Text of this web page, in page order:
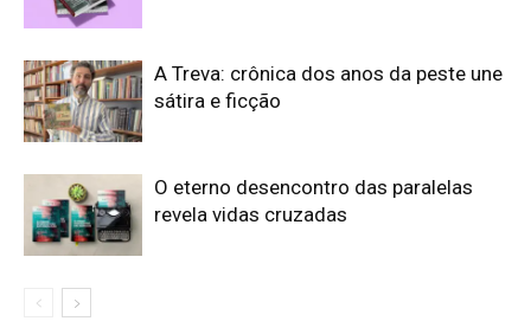
A Treva: crônica dos anos da peste une
sátira e ficção
O eterno desencontro das paralelas
revela vidas cruzadas